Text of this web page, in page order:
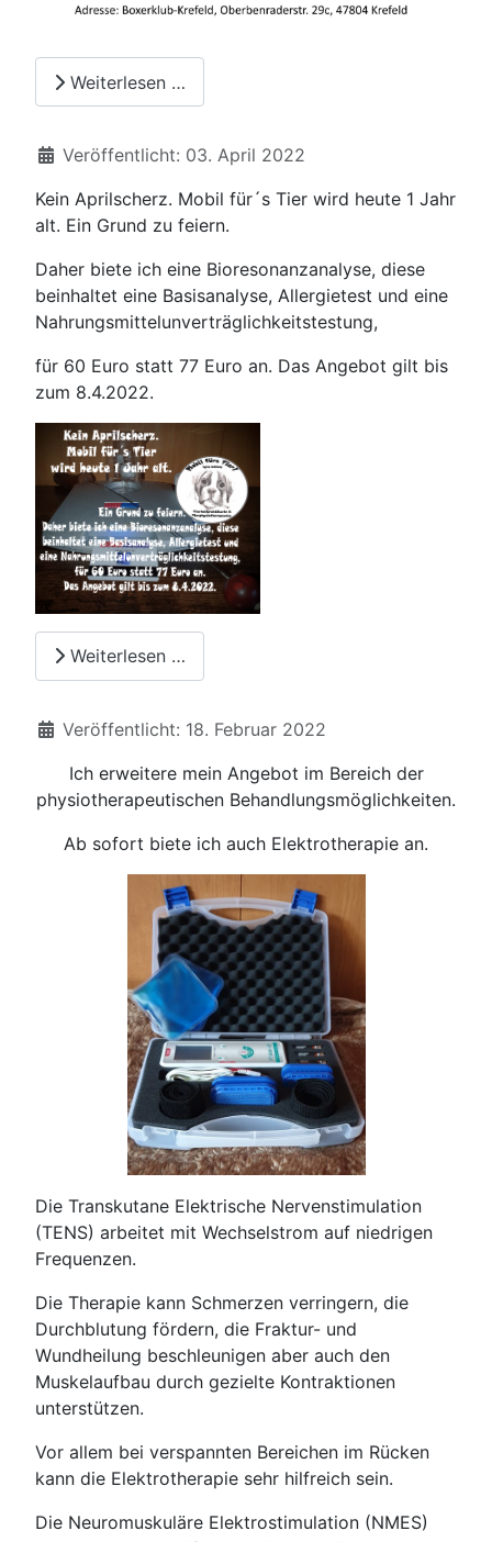
Weiterlesen …
Details
Veröffentlicht: 03. April 2022
Kein Aprilscherz. Mobil für´s Tier wird heute 1 Jahr
alt. Ein Grund zu feiern.
Daher biete ich eine Bioresonanzanalyse, diese
beinhaltet eine Basisanalyse, Allergietest und eine
Nahrungsmittelunverträglichkeitstestung,
für 60 Euro statt 77 Euro an. Das Angebot gilt bis
zum 8.4.2022.
Weiterlesen …
Details
Veröffentlicht: 18. Februar 2022
Ich erweitere mein Angebot im Bereich der
physiotherapeutischen Behandlungsmöglichkeiten.
Ab sofort biete ich auch Elektrotherapie an.
Die Transkutane Elektrische Nervenstimulation
(TENS) arbeitet mit Wechselstrom auf niedrigen
Frequenzen.
Die Therapie kann Schmerzen verringern, die
Durchblutung fördern, die Fraktur- und
Wundheilung beschleunigen aber auch den
Muskelaufbau durch gezielte Kontraktionen
unterstützen.
Vor allem bei verspannten Bereichen im Rücken
kann die Elektrotherapie sehr hilfreich sein.
Die Neuromuskuläre Elektrostimulation (NMES)